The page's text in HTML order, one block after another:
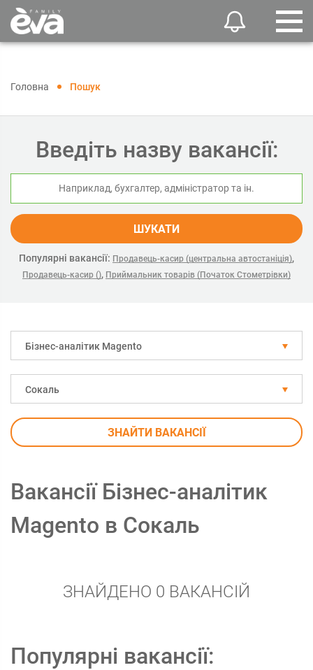
Головна Пошук
Введіть назву вакансії:
ШУКАТИ
Популярні вакансії: Продавець-касир (центральна автостаніція),
Продавець-касир (), Приймальник товарів (Початок Стометрівки)
Бізнес-аналітик Magento
Сокаль
ЗНАЙТИ ВАКАНСІЇ
Вакансії Бізнес-аналітик
Magento в Сокаль
ЗНАЙДЕНО 0 ВАКАНСІЙ
Популярні вакансії: